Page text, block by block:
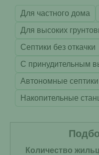
Для частного дома
Для высоких
Септики без откачки
С принудительным
Автономные септики
Накопительные
Количество